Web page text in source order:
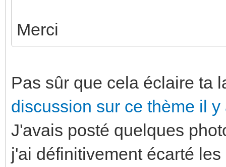
Merci
Pas sûr que cela éclaire ta
discussion sur ce thème il
J'avais posté quelques
j'ai définitivement écarté